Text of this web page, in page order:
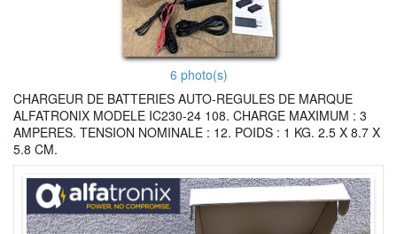
6 photo(s)
CHARGEUR DE BATTERIES AUTO-REGULES DE MARQUE
ALFATRONIX MODELE IC230-24 108. CHARGE MAXIMUM : 3
AMPERES. TENSION NOMINALE : 12. POIDS : 1 KG. 2.5 X 8.7 X
5.8 CM.